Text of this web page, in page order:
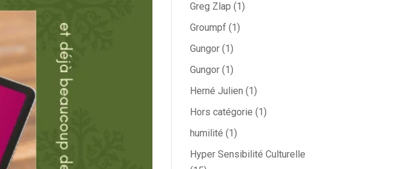
Greg Zlap (1)
Groumpf(1)
Gungor(1)
Gungor(1)
Herné Julien (1)
Hors catégorie (1)
humilité (1)
Hyper Sensibilité Culturelle